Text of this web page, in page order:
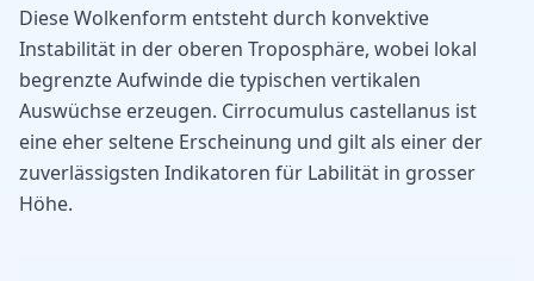
Diese Wolkenform entsteht durch konvektive
Instabilität in der oberen Troposphäre, wobei lokal
begrenzte Aufwinde die typischen vertikalen
Auswüchse erzeugen. Cirrocumulus castellanus ist
eine eher seltene Erscheinung und gilt als einer der
zuverlässigsten Indikatoren für Labilität in grosser
Höhe.